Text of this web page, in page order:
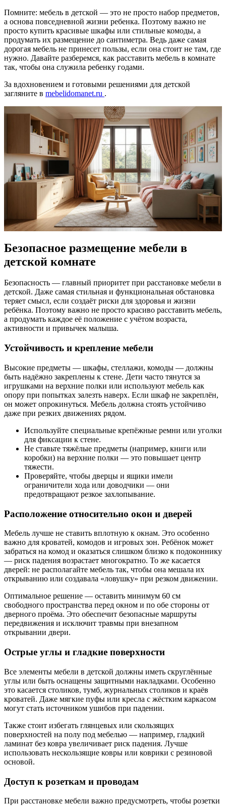
Помните: мебель в детской — это не просто набор предметов,
а основа повседневной жизни ребенка. Поэтому важно не
просто купить красивые шкафы или стильные комоды, а
продумать их размещение до сантиметра. Ведь даже самая
дорогая мебель не принесет пользы, если она стоит не там, где
нужно. Давайте разберемся, как расставить мебель в комнате
так, чтобы она служила ребенку годами.
За вдохновением и готовыми решениями для детской
загляните в mebelidomanet.ru .
Безопасное размещение мебели в
детской комнате
Безопасность — главный приоритет при расстановке мебели в
детской. Даже самая стильная и функциональная обстановка
теряет смысл, если создаёт риски для здоровья и жизни
ребёнка. Поэтому важно не просто красиво расставить мебель,
а продумать каждое её положение с учётом возраста,
активности и привычек малыша.
Устойчивость и крепление мебели
Высокие предметы — шкафы, стеллажи, комоды — должны
быть надёжно закреплены к стене. Дети часто тянутся за
игрушками на верхние полки или используют мебель как
опору при попытках залезть наверх. Если шкаф не закреплён,
он может опрокинуться. Мебель должна стоять устойчиво
даже при резких движениях рядом.
Используйте специальные крепёжные ремни или уголки
для фиксации к стене.
Не ставьте тяжёлые предметы (например, книги или
коробки) на верхние полки — это повышает центр
тяжести.
Проверяйте, чтобы дверцы и ящики имели
ограничители хода или доводчики — они
предотвращают резкое захлопывание.
Расположение относительно окон и дверей
Мебель лучше не ставить вплотную к окнам. Это особенно
важно для кроватей, комодов и игровых зон. Ребёнок может
забраться на комод и оказаться слишком близко к подоконнику
— риск падения возрастает многократно. То же касается
дверей: не располагайте мебель так, чтобы она мешала их
открыванию или создавала «ловушку» при резком движении.
Оптимальное решение — оставить минимум 60 см
свободного пространства перед окном и по обе стороны от
дверного проёма. Это обеспечит безопасные маршруты
передвижения и исключит травмы при внезапном
открывании двери.
Острые углы и гладкие поверхности
Все элементы мебели в детской должны иметь скруглённые
углы или быть оснащены защитными накладками. Особенно
это касается столиков, тумб, журнальных столиков и краёв
кроватей. Даже мягкие пуфы или кресла с жёстким каркасом
могут стать источником ушибов при падении.
Также стоит избегать глянцевых или скользящих
поверхностей на полу под мебелью — например, гладкий
ламинат без ковра увеличивает риск падения. Лучше
использовать нескользящие ковры или коврики с резиновой
основой.
Доступ к розеткам и проводам
При расстановке мебели важно предусмотреть, чтобы розетки